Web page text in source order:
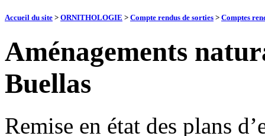
Accueil du site > ORNITHOLOGIE > Compte rendus de sorties > Comptes
Aménagements
Buellas
Remise en état des plans